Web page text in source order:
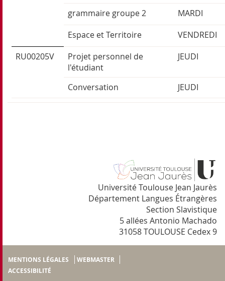
grammaire groupe 2
MARDI
Espace et Territoire
VENDREDI
RU00205V
Projet personnel de
l'étudiant
JEUDI
Conversation JEUDI
Université Toulouse Jean Jaurès
Département Langues Étrangères
Section Slavistique
5 allées Antonio Machado
31058 TOULOUSE Cedex 9
MENTIONS LÉGALES
WEBMASTER
ACCESSIBILITÉ